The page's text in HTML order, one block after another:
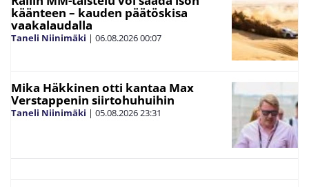
käänteen – kauden päätöskisa
vaakalaudalla
Taneli Niinimäki | 06.08.202600:07
Mika Häkkinen otti kantaa Max
Verstappenin siirtohuhuihin
Taneli Niinimäki | 05.08.202623:31